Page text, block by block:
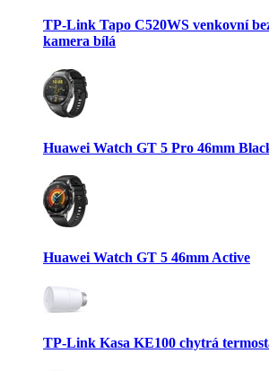
TP-Link Tapo C520WS venkovní
kamera bílá
Huawei Watch GT 5 Pro 46mm
Huawei Watch GT 5 46mm Active
TP-Link Kasa KE100 chytrá